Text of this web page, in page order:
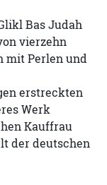
Bas Judah
vierzehn
mit Perlen und
erstreckten
Werk
Kauffrau
der deutschen